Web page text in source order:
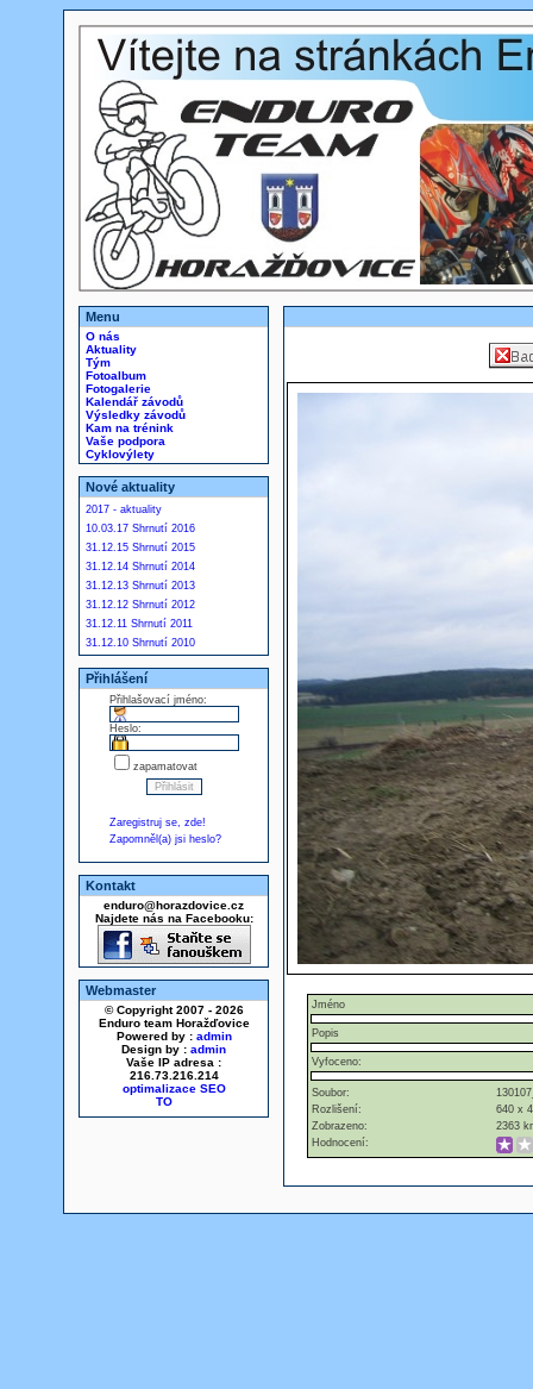
Menu
O nás
Aktuality
Tým
Fotoalbum
Fotogalerie
Kalendář závodů
Výsledky závodů
Kam na trénink
Vaše podpora
Cyklovýlety
Nové aktuality
2017 - aktuality
10.03.17 Shrnutí 2016
31.12.15 Shrnutí 2015
31.12.14 Shrnutí 2014
31.12.13 Shrnutí 2013
31.12.12 Shrnutí 2012
31.12.11 Shrnutí 2011
31.12.10 Shrnutí 2010
Přihlášení
Přihlašovací jméno:
Heslo:
zapamatovat
Zaregistruj se, zde!
Zapomněl(a) jsi heslo?
Kontakt
enduro@horazdovice.cz
Najdete nás na Facebooku:
Webmaster
© Copyright 2007 - 2026
Enduro team Horažďovice
Powered by : admin
Design by : admin
Vaše IP adresa :
216.73.216.214
optimalizace SEO
Jméno
Popis
Vyfoceno:
Soubor:
Rozlišení:
640 x
Zobrazeno:
2363
Hodnocení: